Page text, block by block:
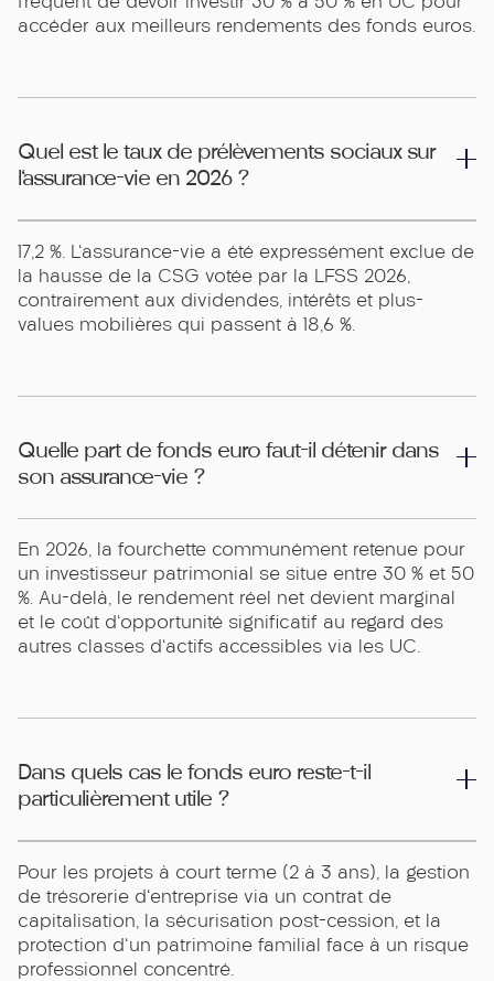
accéder aux meilleurs rendements des fonds euros.
Quel est le taux de prélèvements sociaux sur
l'assurance-vie en 2026 ?
17,2 %. L'assurance-vie a été expressément exclue de
la hausse de la CSG votée par la LFSS 2026,
contrairement aux dividendes, intérêts et plus-
values mobilières qui passent à 18,6 %.
Quelle part de fonds euro faut-il détenir dans
son assurance-vie ?
En 2026, la fourchette communément retenue pour
un investisseur patrimonial se situe entre 30 % et 50
%. Au-delà, le rendement réel net devient marginal
et le coût d'opportunité significatif au regard des
autres classes d'actifs accessibles via les UC.
Dans quels cas le fonds euro reste-t-il
particulièrement utile ?
Pour les projets à court terme (2 à 3 ans), la gestion
de trésorerie d'entreprise via un contrat de
capitalisation, la sécurisation post-cession, et la
protection d'un patrimoine familial face à un risque
professionnel concentré.